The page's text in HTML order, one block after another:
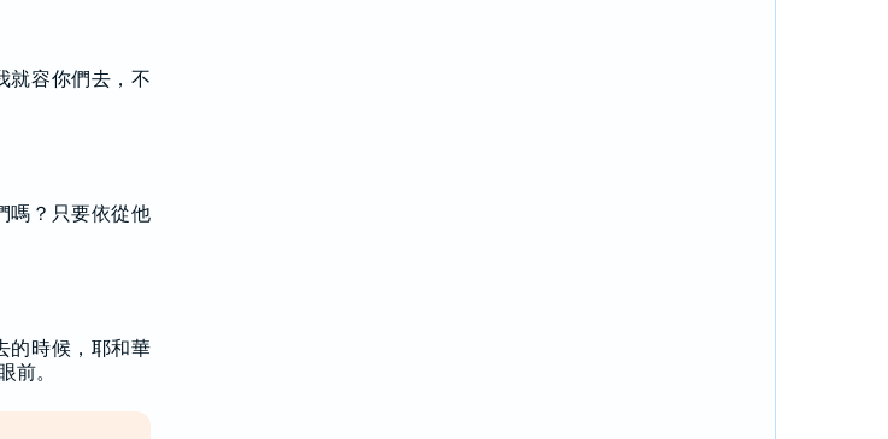
就容你們去，不
嗎？只要依從他
的時候，耶和華
前。